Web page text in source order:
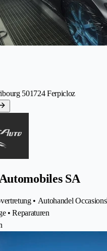
501724 Ferpicloz
SA
• Autohandel
• Reparaturen